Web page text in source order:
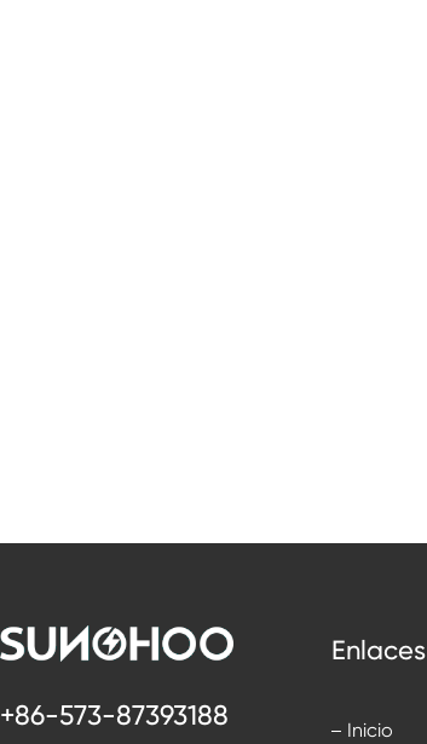
+86-573-87393188 Inicio